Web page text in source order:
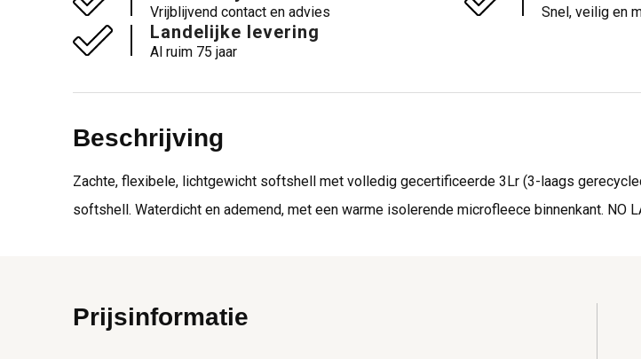
Vrijblijvend contact en advies Snel, veilig en
Landelijke levering
Al ruim 75 jaar
Beschrijving
Zachte, flexibele, lichtgewicht softshell met volledig gecertificeerde 3Lr (3-laags
softshell. Waterdicht en ademend, met een warme isolerende microfleece binnenkant. NO
Prijsinformatie